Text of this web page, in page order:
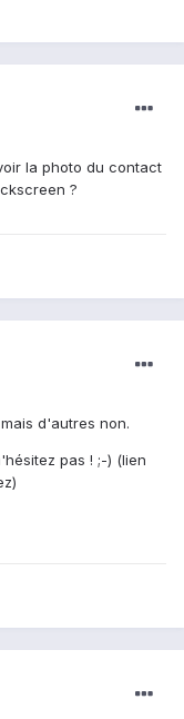
la photo du contact
?
d'autres non.
pas ! ;-) (lien